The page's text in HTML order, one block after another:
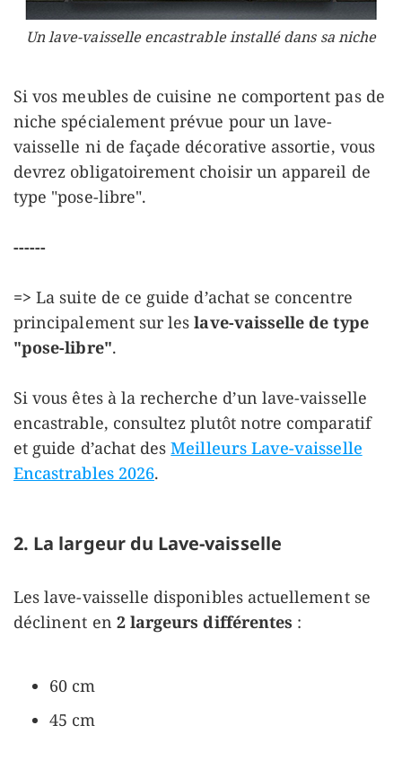
Un lave-vaisselle encastrable installé dans sa niche
Si vos meubles de cuisine ne comportent pas de
niche spécialement prévue pour un lave-
vaisselle ni de façade décorative assortie, vous
devrez obligatoirement choisir un appareil de
type "pose-libre".
------
=> La suite de ce guide d’achat se concentre
principalement sur leslave-vaisselle de type
"pose-libre".
Si vous êtes à la recherche d’un lave-vaisselle
encastrable, consultez plutôt notre comparatif
et guide d’achat desMeilleurs Lave-vaisselle
Encastrables 2026.
2. La largeur du Lave-vaisselle
Les lave-vaisselle disponibles actuellement se
déclinent en 2 largeurs différentes :
60 cm
45 cm